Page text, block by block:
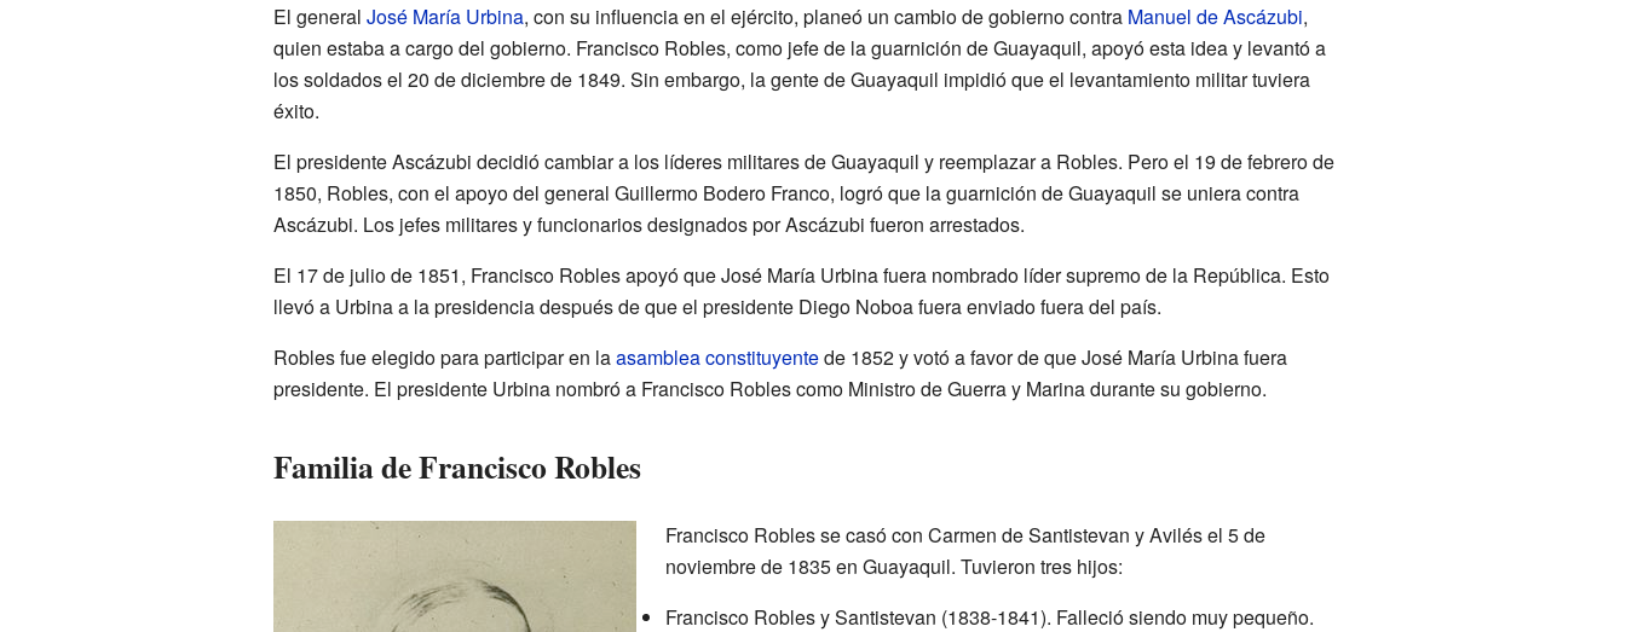
El general José María Urbina, con su influencia en el ejército, planeó un cambio de gobierno contra Manuel de Ascázubi,
quien estaba a cargo del gobierno. Francisco Robles, como jefe de la guarnición de Guayaquil, apoyó esta idea y levantó a
los soldados el 20 de diciembre de 1849. Sin embargo, la gente de Guayaquil impidió que el levantamiento militar tuviera
éxito.
El presidente Ascázubi decidió cambiar a los líderes militares de Guayaquil y reemplazar a Robles. Pero el 19 de febrero de
1850, Robles, con el apoyo del general Guillermo Bodero Franco, logró que la guarnición de Guayaquil se uniera contra
Ascázubi. Los jefes militares y funcionarios designados por Ascázubi fueron arrestados.
El 17 de julio de 1851, Francisco Robles apoyó que José María Urbina fuera nombrado líder supremo de la República. Esto
llevó a Urbina a la presidencia después de que el presidente Diego Noboa fuera enviado fuera del país.
Robles fue elegido para participar en laasamblea constituyentede 1852 y votó a favor de que José María Urbina fuera
presidente. El presidente Urbina nombró a Francisco Robles como Ministro de Guerra y Marina durante su gobierno.
Familia de Francisco Robles
Francisco Robles se casó con Carmen de Santistevan y Avilés el 5 de
noviembre de 1835 en Guayaquil. Tuvieron tres hijos:
Francisco Robles y Santistevan (1838-1841). Falleció siendo muy pequeño.